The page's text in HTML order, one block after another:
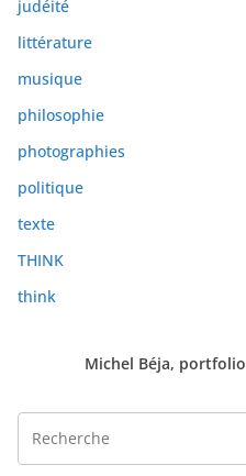
judéité
littérature
musique
philosophie
photographies
politique
texte
THINK
think
Michel Béja, portfolio